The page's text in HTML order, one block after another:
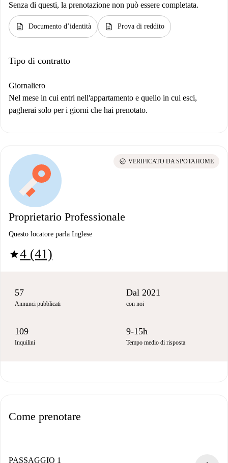
Senza di questi, la prenotazione non può essere completata.
description Documento d’identità description Prova di reddito
Tipo di contratto
Giornaliero
Nel mese in cui entri nell'appartamento e quello in cui esci,
pagherai solo per i giorni che hai prenotato.
Proprietario Professionale
Questo locatore parla Inglese
star4 (41)
check_circle VERIFICATO DA SPOTAHOME
57
Annunci pubblicati
Dal 2021
con noi
109
Inquilini
9-15h
Tempo medio di risposta
Come prenotare
PASSAGGIO 1